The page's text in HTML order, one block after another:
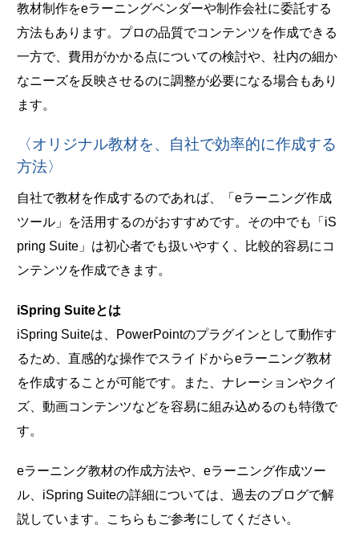
教材制作をeラーニングベンダーや制作会社に委託する
方法もあります。プロの品質でコンテンツを作成できる
一方で、費用がかかる点についての検討や、社内の細か
なニーズを反映させるのに調整が必要になる場合もあり
ます。
〈オリジナル教材を、自社で効率的に作成する
方法〉
自社で教材を作成するのであれば、「eラーニング作成
ツール」を活用するのがおすすめです。その中でも「iS
pring Suite」は初心者でも扱いやすく、比較的容易にコ
ンテンツを作成できます。
iSpring Suiteとは
iSpring Suiteは、PowerPointのプラグインとして動作す
るため、直感的な操作でスライドからeラーニング教材
を作成することが可能です。また、ナレーションやクイ
ズ、動画コンテンツなどを容易に組み込めるのも特徴で
す。
eラーニング教材の作成方法や、eラーニング作成ツー
ル、iSpring Suiteの詳細については、過去のブログで解
説しています。こちらもご参考にしてください。